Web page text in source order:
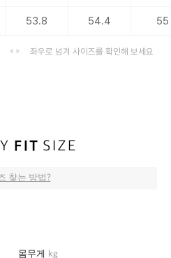
53.8 54.4 55
좌우로 넘겨 사이즈를 확인해 보세요